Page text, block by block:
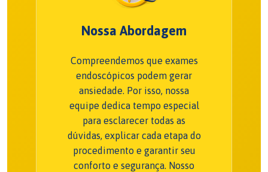
Nossa Abordagem
Compreendemos que exames
endoscópicos podem gerar
ansiedade. Por isso, nossa
equipe dedica tempo especial
para esclarecer todas as
dúvidas, explicar cada etapa do
procedimento e garantir seu
conforto e segurança. Nosso